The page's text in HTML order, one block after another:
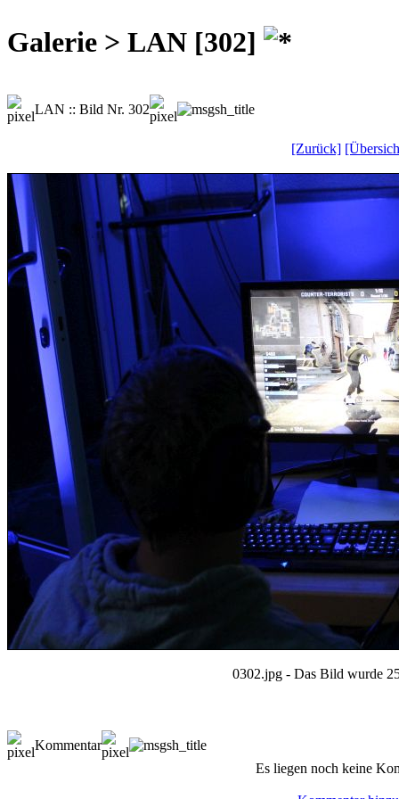
Galerie > LAN [302]
LAN :: Bild Nr. 302
[Zurück]
0302.jpg - Das Bild wurde
Kommentar
Es liegen noch keine